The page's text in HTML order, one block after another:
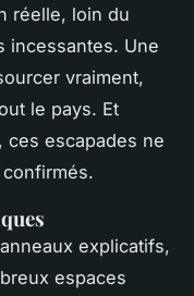
réelle, loin du
incessantes. Une
vraiment,
le pays. Et
ces escapades ne
explicatifs,
espaces